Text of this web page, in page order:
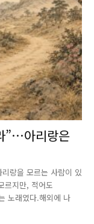
”…아리랑은
랑을 모르는 사람이 있
르지만, 적어도
노래였다.해외에 나